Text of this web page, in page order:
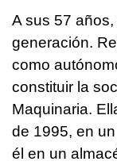
A sus 57
generación.
como
constituir la
Maquinaria.
de 1995, en
él en un